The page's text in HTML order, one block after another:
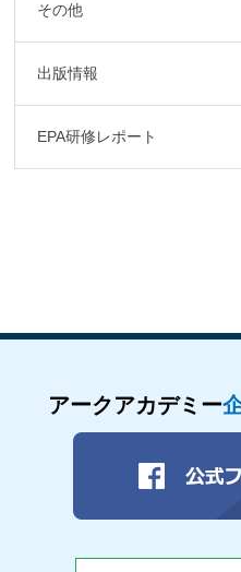
その他
出版情報
EPA研修レポート
アークアカデミー